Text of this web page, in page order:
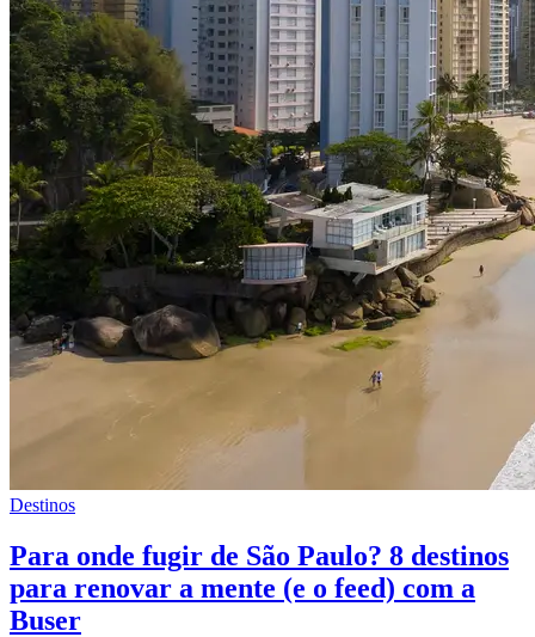
Destinos
Para onde fugir de São Paulo? 8 destinos
para renovar a mente (e o feed) com a
Buser